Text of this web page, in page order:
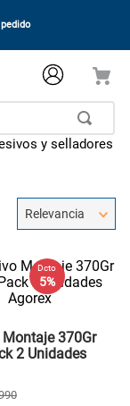
y selladores
Relevancia
Dcto
5 %
370Gr
2 Unidades